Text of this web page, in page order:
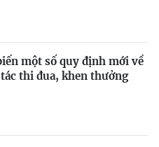
một số quy định mới về
thi đua, khen thưởng